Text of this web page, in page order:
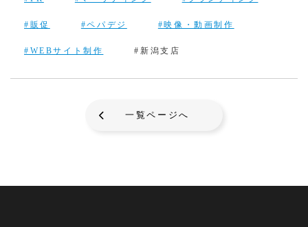
#販促 #ペパデジ #映像・動画制作
#WEBサイト制作 #新潟支店
一覧ページへ